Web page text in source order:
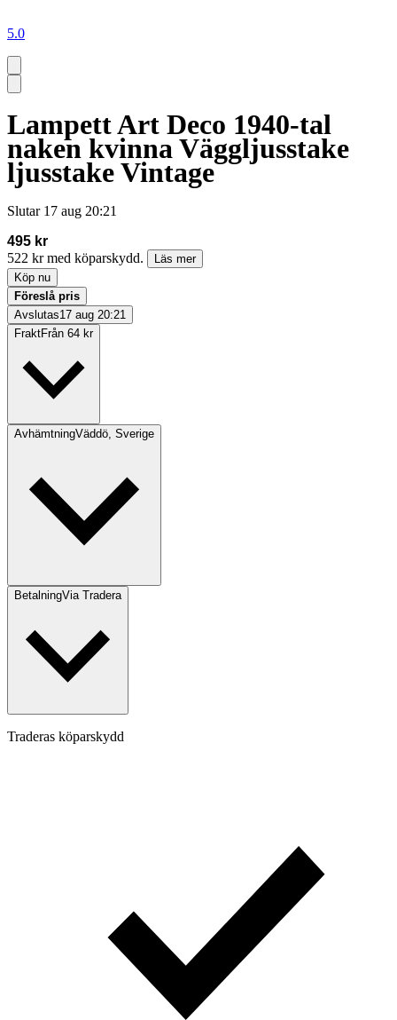
5.0
Lampett Art Deco 1940-tal
naken kvinna Väggljusstake
ljusstake Vintage
Slutar 17 aug 20:21
495 kr
522 kr med köparskydd.
Läs mer
Köp nu
Föreslå pris
Avslutas17 aug 20:21
FraktFrån 64 kr
AvhämtningVäddö, Sverige
BetalningVia Tradera
Traderas köparskydd